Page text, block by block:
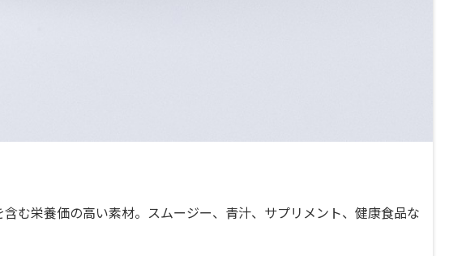
む栄養価の高い素材。スムージー、青汁、サプリメント、健康食品な